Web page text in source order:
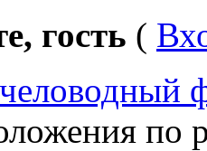
гость (
по